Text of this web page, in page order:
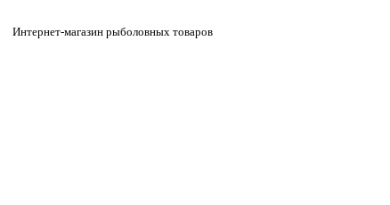
Интернет-магазин рыболовных товаров